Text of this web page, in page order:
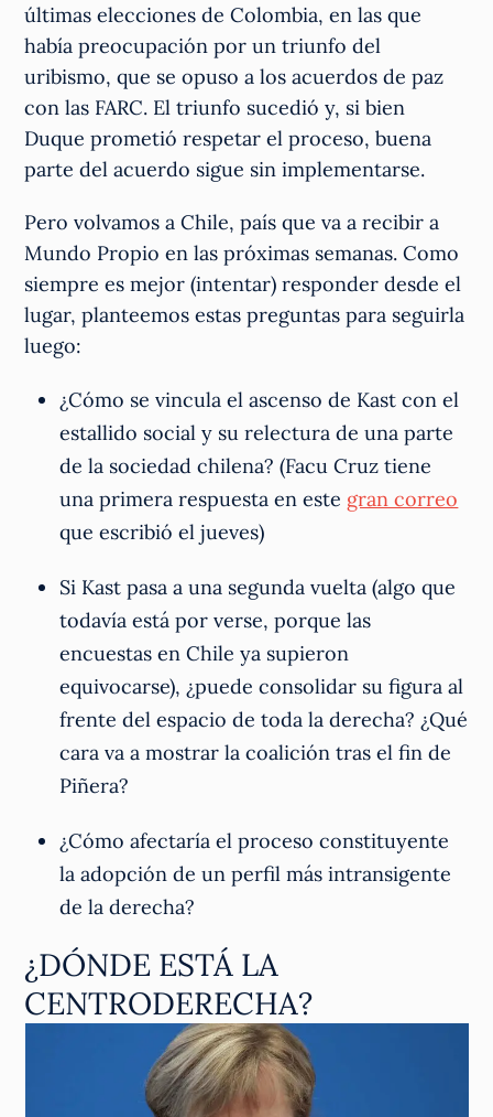
últimas elecciones de Colombia, en las que
había preocupación por un triunfo del
uribismo, que se opuso a los acuerdos de paz
con las FARC. El triunfo sucedió y, si bien
Duque prometió respetar el proceso, buena
parte del acuerdo sigue sin implementarse.
Pero volvamos a Chile, país que va a recibir a
Mundo Propio en las próximas semanas. Como
siempre es mejor (intentar) responder desde el
lugar, planteemos estas preguntas para seguirla
luego:
¿Cómo se vincula el ascenso de Kast con el
estallido social y su relectura de una parte
de la sociedad chilena? (Facu Cruz tiene
una primera respuesta en este gran correo
que escribió el jueves)
Si Kast pasa a una segunda vuelta (algo que
todavía está por verse, porque las
encuestas en Chile ya supieron
equivocarse), ¿puede consolidar su figura al
frente del espacio de toda la derecha? ¿Qué
cara va a mostrar la coalición tras el fin de
Piñera?
¿Cómo afectaría el proceso constituyente
la adopción de un perfil más intransigente
de la derecha?
¿DÓNDE ESTÁ LA
CENTRODERECHA?